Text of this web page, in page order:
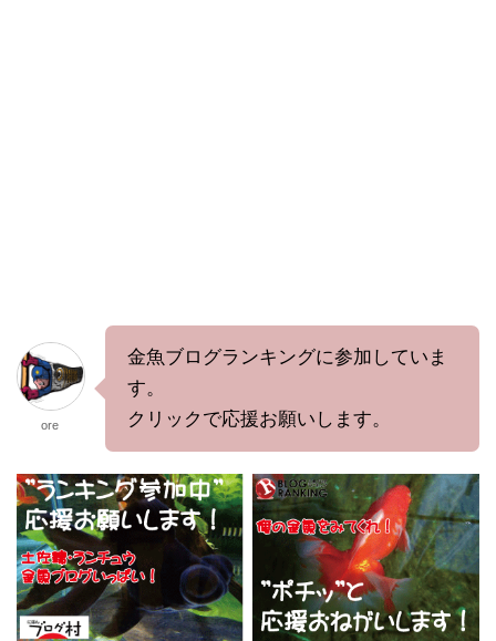
ore
金魚ブログランキングに参加していま
す。
クリックで応援お願いします。